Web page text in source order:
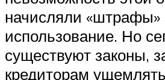
начисляли «штрафы»
использование. Но
существуют законы,
кредиторам